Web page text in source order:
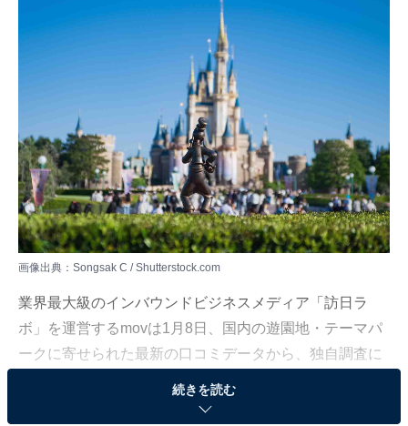
画像出典：Songsak C / Shutterstock.com
業界最大級のインバウンドビジネスメディア「訪日ラ
ボ」を運営するmovは1月8日、国内の遊園地・テーマパ
ークに寄せられた最新の口コミデータから、独自調査に
よる「インバウンド人気観光地ランキング」を発表。訪
日ラボが独自に選出した遊園地・テーマパーク108カ所
続きを読む